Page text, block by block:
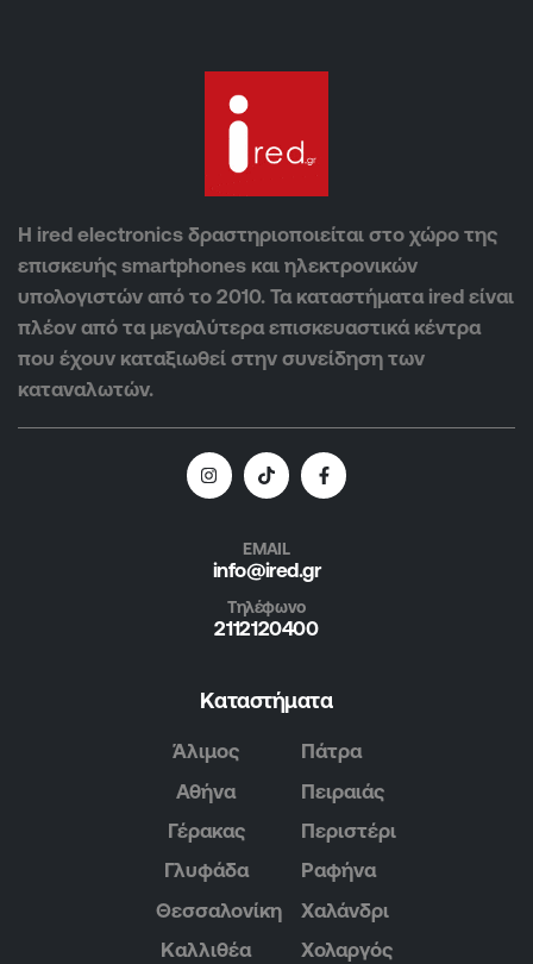
Η ired electronics δραστηριοποιείται στο χώρο της
επισκευής smartphones και ηλεκτρονικών
υπολογιστών από το 2010. Τα καταστήματα ired είναι
πλέον από τα μεγαλύτερα επισκευαστικά κέντρα
που έχουν καταξιωθεί στην συνείδηση των
καταναλωτών.
EMAIL
info@ired.gr
Τηλέφωνο
2112120400
Καταστήματα
Άλιμος
Αθήνα
Γέρακας
Γλυφάδα
Θεσσαλονίκη
Καλλιθέα
Πάτρα
Πειραιάς
Περιστέρι
Ραφήνα
Χαλάνδρι
Χολαργός